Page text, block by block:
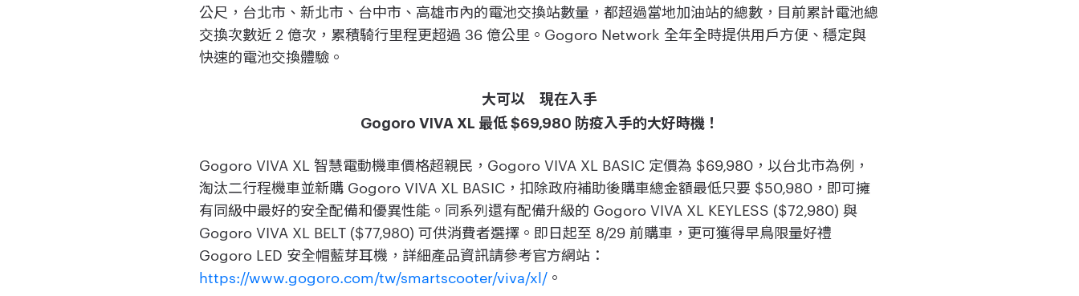
公尺，台北市、新北市、台中市、高雄市內的電池交換站數量，都超過當地加油站的總數，目前累計電池總
交換次數近 2 億次，累積騎行里程更超過 36 億公里。Gogoro Network 全年全時提供用戶方便、穩定與
快速的電池交換體驗。
大可以 現在入手
Gogoro VIVA XL 最低 $69,980 防疫入手的大好時機！
Gogoro VIVA XL 智慧電動機車價格超親民，Gogoro VIVA XL BASIC 定價為 $69,980，以台北市為例，
淘汰二行程機車並新購 Gogoro VIVA XL BASIC，扣除政府補助後購車總金額最低只要 $50,980，即可擁
有同級中最好的安全配備和優異性能。同系列還有配備升級的 Gogoro VIVA XL KEYLESS ($72,980) 與
Gogoro VIVA XL BELT ($77,980) 可供消費者選擇。即日起至 8/29 前購車，更可獲得早鳥限量好禮
Gogoro LED 安全帽藍芽耳機，詳細產品資訊請參考官方網站：
https://www.gogoro.com/tw/smartscooter/viva/xl/ 。